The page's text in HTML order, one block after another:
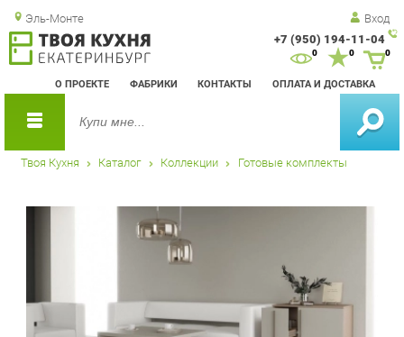
Эль-Монте Вход
+7 (950) 194-11-04
О ПРОЕКТЕ ФАБРИКИ КОНТАКТЫ ОПЛАТА И ДОСТАВКА
0 0
Твоя Кухня Каталог Коллекции Готовые комплекты